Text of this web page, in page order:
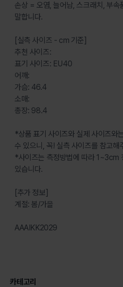
손상 = 오염, 늘어남, 스크래치, 부속
말합니다.
[실측 사이즈 - cm 기준]
추천 사이즈:
표기 사이즈: EU40
어깨:
가슴: 46.4
소매:
총장: 98.4
*상품 표기 사이즈와 실제 사이즈와
수 있으니, 꼭! 실측 사이즈를 참고해
*사이즈는 측정방법에 따라 1~3cm
있습니다.
[추가 정보]
계절: 봄/가을
AAAIKK2029
카테고리